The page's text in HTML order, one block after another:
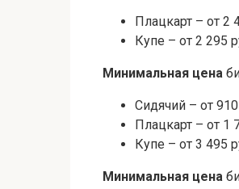
Плацкарт – от 2
Купе – от 2 295
Минимальная цена
Сидячий – от
Плацкарт – от 1
Купе – от 3 495
Минимальная цена